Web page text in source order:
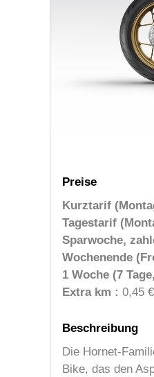
Preise
Kurztarif
Tagestarif
Sparwoche,
Wochenende
1 Woche (7
Extra km : 0,45 €
Beschreibung
Die Hornet-
Bike, das den